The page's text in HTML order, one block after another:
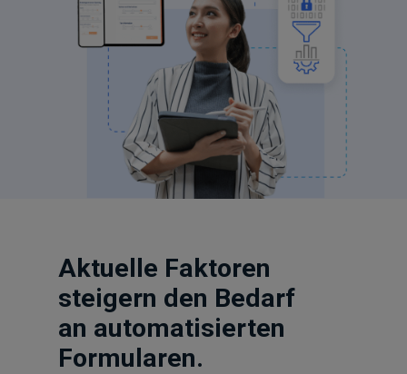
Aktuelle Faktoren
steigern den Bedarf
an automatisierten
Formularen.